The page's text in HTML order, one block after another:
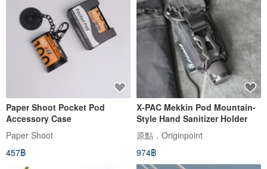
Paper Shoot Pocket Pod
Accessory Case
Paper Shoot
457฿
X-PAC Mekkin Pod Mountain-
Style Hand Sanitizer Holder
原點．Originpoint
974฿